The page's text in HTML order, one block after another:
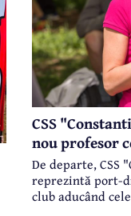
CSS
nou profesor
De departe, CSS
reprezintă port-
club aducând